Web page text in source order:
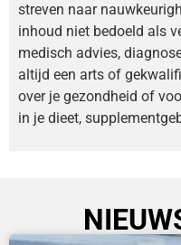
streven naar
inhoud niet bedoeld als
medisch advies,
altijd een arts of
over je gezondheid of
in je dieet,